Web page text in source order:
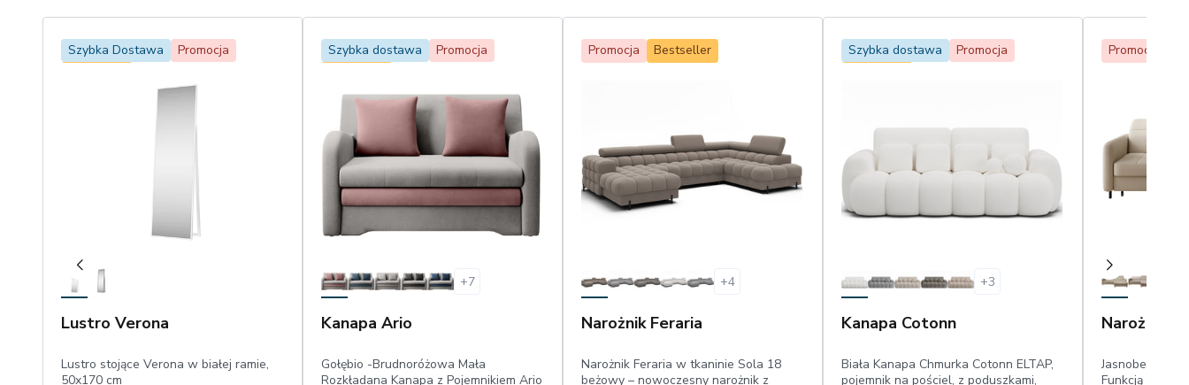
Szybka Dostawa
Promocja
Lustro Verona
Lustro stojące Verona w białej ramie,
50x170 cm
Szybka dostawa
Promocja
+7
Kanapa Ario
Gołębio -Brudnoróżowa Mała
Rozkładana Kanapa z Pojemnikiem Ario
Promocja Bestseller
+4
Narożnik Feraria
Narożnik Feraria w tkaninie Sola 18
beżowy – nowoczesny narożnik z
Szybka dostawa
Promocja
+3
Kanapa Cotonn
Biała Kanapa Chmurka Cotonn ELTAP,
pojemnik na pościel, z poduszkami,
Promocja
Narożnik
Jasnobeżowy
Funkcją Spania